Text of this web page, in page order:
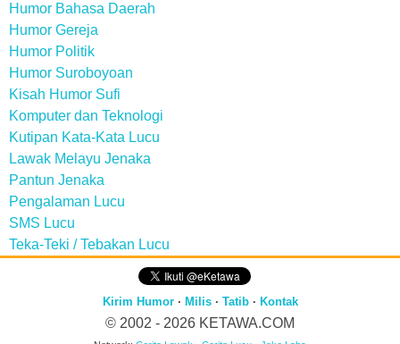
Humor Bahasa Daerah
Humor Gereja
Humor Politik
Humor Suroboyoan
Kisah Humor Sufi
Komputer dan Teknologi
Kutipan Kata-Kata Lucu
Lawak Melayu Jenaka
Pantun Jenaka
Pengalaman Lucu
SMS Lucu
Teka-Teki / Tebakan Lucu
Kirim Humor· Milis· Tatib· Kontak
© 2002 - 2026 KETAWA.COM